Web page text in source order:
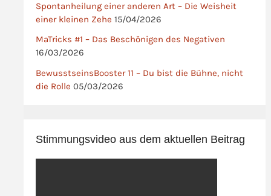
Spontanheilung einer anderen Art – Die Weisheit
einer kleinen Zehe 15/04/2026
MaTricks #1 – Das Beschönigen des Negativen
16/03/2026
BewusstseinsBooster 11 – Du bist die Bühne, nicht
die Rolle 05/03/2026
Stimmungsvideo aus dem aktuellen Beitrag